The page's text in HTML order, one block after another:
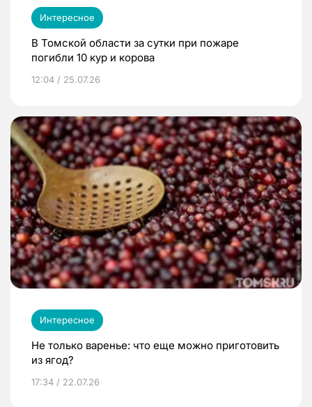
Интересное
В Томской области за сутки при пожаре
погибли 10 кур и корова
12:04 / 25.07.26
Интересное
Не только варенье: что еще можно приготовить
из ягод?
17:34 / 22.07.26